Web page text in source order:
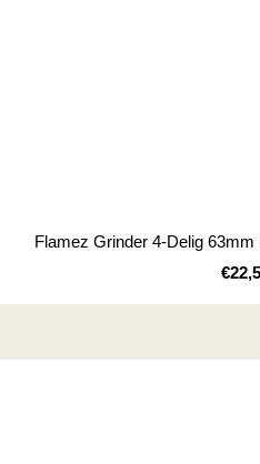
Flamez Grinder 4-Delig